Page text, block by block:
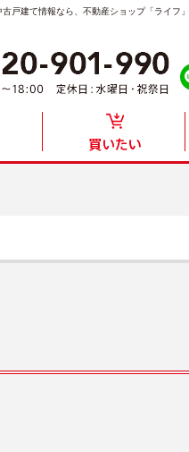
戸建て情報なら、不動産ショップ「ライフ